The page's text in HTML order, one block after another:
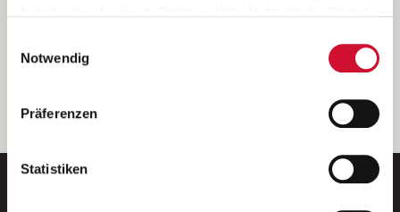
Wenn Sie auf „Cookies zulassen“ klicken, so stimmen
Sie der Speicherung sämtlicher Cookies zu. Sie können
Ihre Einwilligung selbstverständlich jederzeit widerrufen,
indem Sie die Cookie-Einstellungen aufrufen und diese
unserer
Notwendig
Präferenzen
Statistiken
Weitere Details können Sie der
entnehmen.